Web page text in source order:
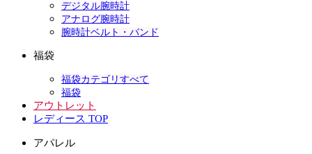
デジタル腕時計
アナログ腕時計
腕時計ベルト・バンド
福袋
福袋カテゴリすべて
福袋
アウトレット
レディース TOP
アパレル